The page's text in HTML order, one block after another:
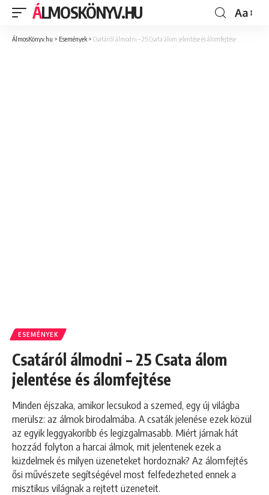
ÁLMOSKÖNYV.HU Aa
ÁlmosKönyv.hu > Események > Csatáról álmodni – 25 Csata álom jelentése és álomfejtése
ESEMÉNYEK
Csatáról álmodni – 25 Csata álom
jelentése és álomfejtése
Minden éjszaka, amikor lecsukod a szemed, egy új világba
merülsz: az álmok birodalmába. A csaták jelenése ezek közül
az egyik leggyakoribb és legizgalmasabb. Miért járnak hát
hozzád folyton a harcai álmok, mit jelentenek ezek a
küzdelmek és milyen üzeneteket hordoznak? Az álomfejtés
ősi művészete segítségével most felfedezheted ennek a
misztikus világnak a rejtett üzeneteit.